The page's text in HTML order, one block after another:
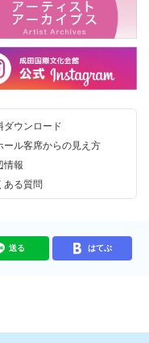
ダウンロード
ール客席からの見え方
情報
ある質問
送る はてぶ